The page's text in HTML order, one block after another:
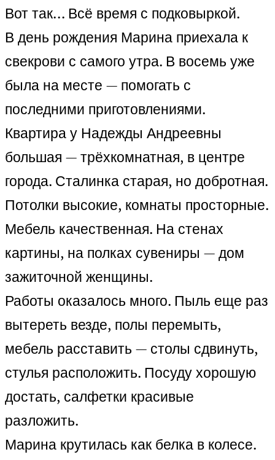
Вот так… Всё время с подковыркой.
В день рождения Марина приехала к
свекрови с самого утра. В восемь уже
была на месте — помогать с
последними приготовлениями.
Квартира у Надежды Андреевны
большая — трёхкомнатная, в центре
города. Сталинка старая, но добротная.
Потолки высокие, комнаты просторные.
Мебель качественная. На стенах
картины, на полках сувениры — дом
зажиточной женщины.
Работы оказалось много. Пыль еще раз
вытереть везде, полы перемыть,
мебель расставить — столы сдвинуть,
стулья расположить. Посуду хорошую
достать, салфетки красивые
разложить.
Марина крутилась как белка в колесе.